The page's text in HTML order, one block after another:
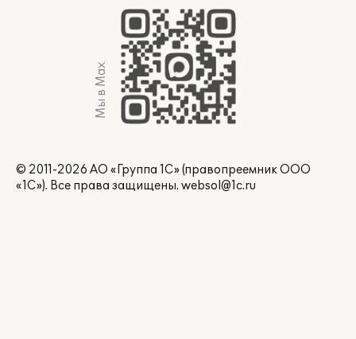
Мы в Max
© 2011-2026 АО «Группа 1С» (правопреемник ООО
«1С»). Все права защищены. websol@1c.ru